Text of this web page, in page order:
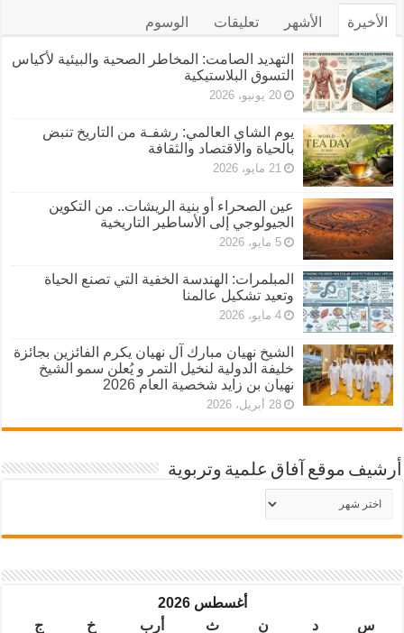
الأخيرة الأشهر تعليقات الوسوم
التهديد الصامت: المخاطر الصحية والبيئية لأكياس
التسوق البلاستيكية
20 يونيو، 2026
يوم الشاي العالمي: رشفـة من التاريخ تنبض
بالحياة والاقتصاد والثقافة
21 مايو، 2026
عين الصحراء أو بنية الريشات.. من التكوين
الجيولوجي إلى الأساطير التاريخية
5 مايو، 2026
المبلمرات: الهندسة الخفية التي تصنع الحياة
وتعيد تشكيل عالمنا
4 مايو، 2026
الشيخ نهيان مبارك آل نهيان يكرم الفائزين بجائزة
خليفة الدولية لنخيل التمر و يُعلن سمو الشيخ
نهيان بن زايد شخصية العام 2026
28 أبريل، 2026
أرشيف موقع آفاق علمية وتربوية
أرشيف
موقع
أغسطس 2026
س
د ن ث أرب خ ج